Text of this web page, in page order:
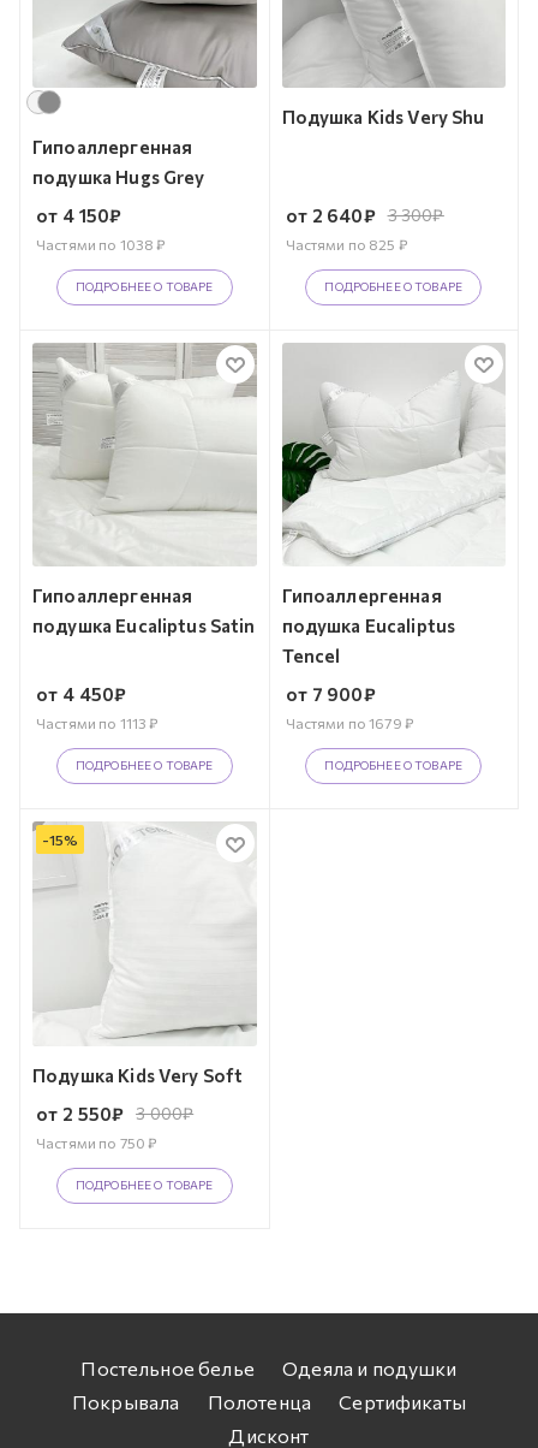
Гипоаллергенная
подушка Hugs Grey
от 4 150₽
Частями по 1038 ₽
ПОДРОБНЕЕ О ТОВАРЕ
Подушка Kids Very Shu
от 2 640₽ 3 300₽
Частями по 825 ₽
ПОДРОБНЕЕ О ТОВАРЕ
Гипоаллергенная
подушка Eucaliptus Satin
от 4 450₽
Частями по 1113 ₽
ПОДРОБНЕЕ О ТОВАРЕ
Гипоаллергенная
подушка Eucaliptus
Tencel
от 7 900₽
Частями по1679 ₽
ПОДРОБНЕЕ О ТОВАРЕ
-15%
Подушка Kids Very Soft
от 2 550₽ 3 000₽
Частями по 750 ₽
ПОДРОБНЕЕ О ТОВАРЕ
Постельное белье
Одеяла и подушки
Покрывала
Полотенца
Сертификаты
Дисконт